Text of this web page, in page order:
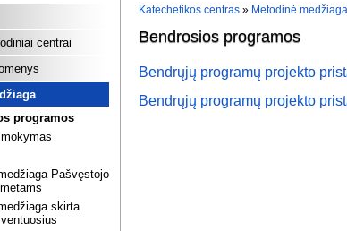
centrai
programos
Pašvęstojo
skirta
Katechetikos centras » Metodinė medžiaga
Bendrosios programos
Bendrųjų programų projekto
Bendrųjų programų projekto